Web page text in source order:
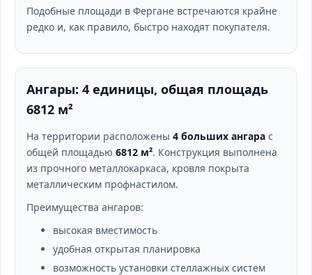
Подобные площади в Фергане встречаются крайне
редко и, как правило, быстро находят покупателя.
Ангары: 4 единицы, общая площадь
6812 м²
На территории расположены 4 больших ангара с
общей площадью 6812 м². Конструкция выполнена
из прочного металлокаркаса, кровля покрыта
металлическим профнастилом.
Преимущества ангаров:
высокая вместимость
удобная открытая планировка
возможность установки стеллажных систем